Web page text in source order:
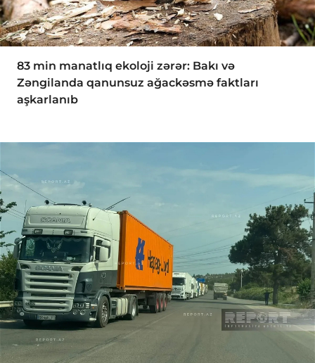
83 min manatlıq ekoloji zərər: Bakı və
Zəngilanda qanunsuz ağackəsmə faktları
aşkarlanıb